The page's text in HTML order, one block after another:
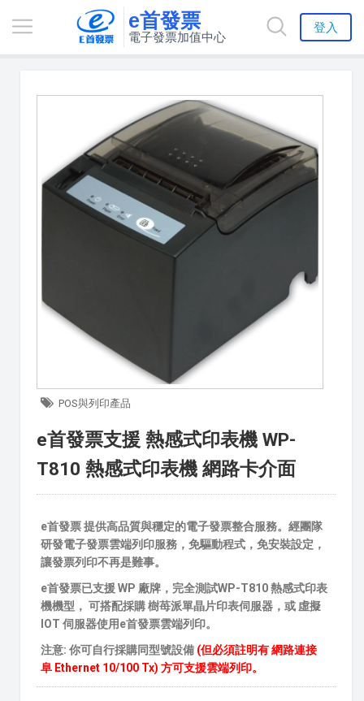
e首發票
電子發票加值中心
登入
POS與列印產品
e首發票支援 熱感式印表機 WP-
T810 熱感式印表機 網路卡介面
e首發票 提供高品質與穩定的電子發票整合服務。經團隊
研發電子發票雲端列印服務，免驅動程式，免安裝設定，
讓發票列印不再是難事。
e首發票已支援 WP 廠牌，完全測試WP-T810 熱感式印表
機機型， 可搭配採購 樹苺派單晶片印表伺服器，或 虛擬
IOT 伺服器使用e首發票雲端列印。
注意: 你可自行採購同型號設備 (但必須註明有 網路連接
阜 Ethernet 10/100 Tx) 方可支援雲端列印。